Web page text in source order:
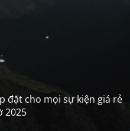
đặt cho mọi sự kiện giá rẻ
2025